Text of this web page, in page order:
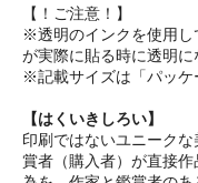
【！ご注意！】
※透明のインクを使用し
が実際に貼る時に透明
※記載サイズは「パッケ
【はくいきしろい】
印刷ではないユニーク
賞者（購入者）が直接